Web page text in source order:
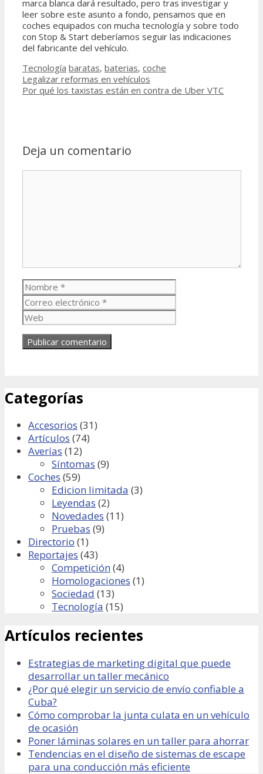
marca blanca dará resultado, pero tras investigar y
leer sobre este asunto a fondo, pensamos que en
coches equipados con mucha tecnología y sobre todo
con Stop & Start deberíamos seguir las indicaciones
del fabricante del vehículo.
Categorías
Tecnología Etiquetas
baratas, baterias, coche
Legalizar reformas en vehículos
Por qué los taxistas están en contra de Uber VTC
Deja un comentario
Comentario
Nombre
Correo
electrónico
Web
Categorías
Accesorios (31)
Artículos (74)
Averías (12)
Síntomas (9)
Coches (59)
Edicion limitada (3)
Leyendas (2)
Novedades (11)
Pruebas (9)
Directorio (1)
Reportajes (43)
Competición (4)
Homologaciones (1)
Sociedad (13)
Tecnología (15)
Artículos recientes
Estrategias de marketing digital que puede
desarrollar un taller mecánico
¿Por qué elegir un servicio de envío confiable a
Cuba?
Cómo comprobar la junta culata en un vehículo
de ocasión
Poner láminas solares en un taller para ahorrar
Tendencias en el diseño de sistemas de escape
para una conducción más eficiente